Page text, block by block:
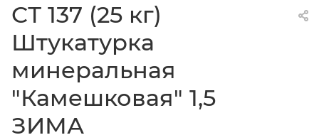
СТ 137 (25 кг)
Штукатурка
минеральная
"Камешковая" 1,5
ЗИМА